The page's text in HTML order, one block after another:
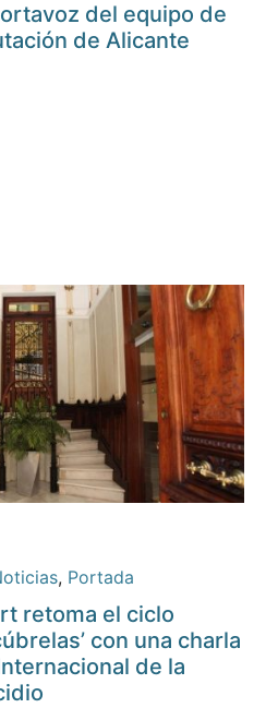
del equipo de
de Alicante
, Portada
retoma el ciclo
con una charla
de la